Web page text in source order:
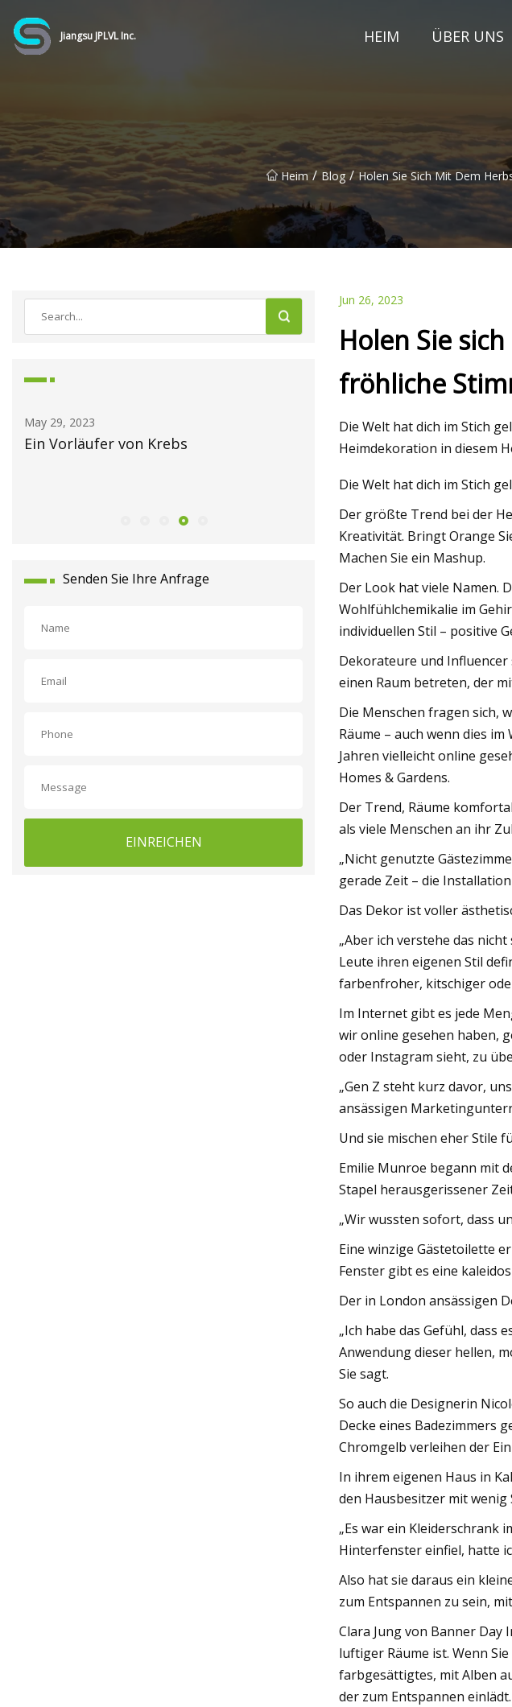
Jiangsu JPLVL Inc. HEIM ÜBER UNS
Heim / Blog / Holen Sie Sich Mit Dem
von Krebs
Erhöhung der Sicherheit bei der
May
Senden Sie Ihre Anfrage
EINREICHEN
Jun 26, 2023
Holen Sie
fröhliche
Die Welt hat dich im Stich
Heimdekoration in diesem
Die Welt hat dich im Stich
Der größte Trend bei der
Kreativität. Bringt Orange
Machen Sie ein Mashup.
Der Look hat viele Namen.
Wohlfühlchemikalie im
individuellen Stil – positive
Dekorateure und
einen Raum betreten, der
Die Menschen fragen sich,
Räume – auch wenn dies
Jahren vielleicht online
Homes & Gardens.
Der Trend, Räume
als viele Menschen an ihr
„Nicht genutzte
gerade Zeit – die
Das Dekor ist voller
„Aber ich verstehe das
Leute ihren eigenen Stil
farbenfroher, kitschiger
Im Internet gibt es jede
wir online gesehen haben,
oder Instagram sieht, zu
„Gen Z steht kurz davor,
ansässigen
Und sie mischen eher Stile
Emilie Munroe begann mit
Stapel herausgerissener
„Wir wussten sofort, dass
Eine winzige Gästetoilette
Fenster gibt es eine
Der in London ansässigen
„Ich habe das Gefühl, dass
Anwendung dieser hellen,
Sie sagt.
So auch die Designerin
Decke eines Badezimmers
Chromgelb verleihen der
In ihrem eigenen Haus in
den Hausbesitzer mit
„Es war ein Kleiderschrank
Hinterfenster einfiel, hatte
Also hat sie daraus ein
zum Entspannen zu sein,
Clara Jung von Banner Day
luftiger Räume ist. Wenn
farbgesättigtes, mit Alben
der zum Entspannen einlädt.